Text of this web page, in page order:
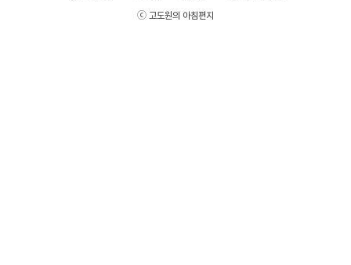
ⓒ 고도원의 아침편지